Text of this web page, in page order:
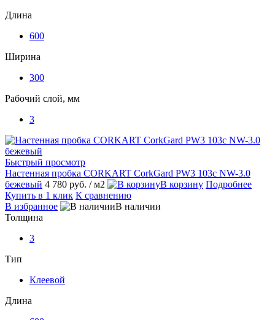
Длина
600
Ширина
300
Рабочий слой, мм
3
Быстрый просмотр
Настенная пробка CORKART СorkGard PW3 103c NW-3.0
бежевый 4 780 руб. / м2 В корзину Подробнее
Купить в 1 клик К сравнению
В избранное
В наличии
Толщина
3
Тип
Клеевой
Длина